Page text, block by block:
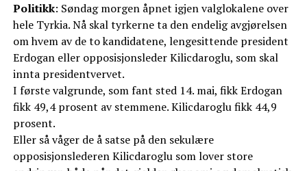
Politikk: Søndag morgen åpnet igjen valglokalene over
hele Tyrkia. Nå skal tyrkerne ta den endelig avgjørelsen
om hvem av de to kandidatene, lengesittende president
Erdogan eller opposisjonsleder Kilicdaroglu, som skal
innta presidentvervet.
I første valgrunde, som fant sted 14. mai, fikk Erdogan
fikk 49,4 prosent av stemmene. Kilicdaroglu fikk 44,9
prosent.
Eller så våger de å satse på den sekulære
opposisjonslederen Kilicdaroglu som lover store